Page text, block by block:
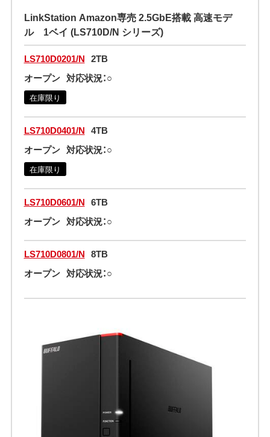
LinkStation Amazon専売 2.5GbE搭載 高速モデ
ル 1ベイ (LS710D/N シリーズ)
LS710D0201/N 2TB
オープン 対応状況：○
在庫限り
LS710D0401/N 4TB
オープン 対応状況：○
在庫限り
LS710D0601/N 6TB
オープン 対応状況：○
LS710D0801/N 8TB
オープン 対応状況：○